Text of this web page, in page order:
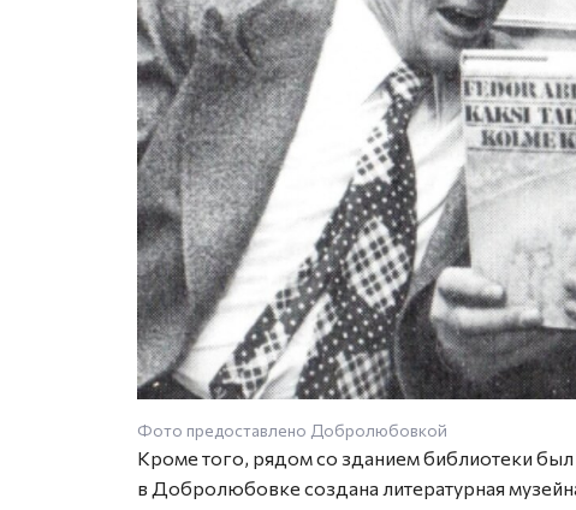
Фото предоставлено Добролюбовкой
Кроме того, рядом со зданием библиотеки
в Добролюбовке создана литературная